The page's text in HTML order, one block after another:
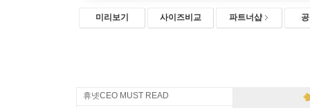
미리보기 사이즈비교 파트너샵
휴넷CEO MUST READ